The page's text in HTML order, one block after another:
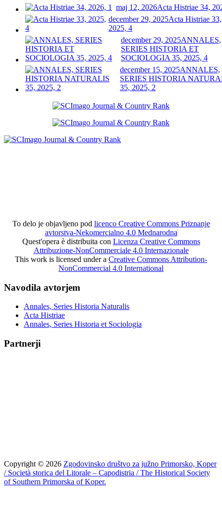
maj 12, 2026Acta Histriae 34,
december 29, 2025Acta Histriae 33,
2025, 4
december 29, 2025ANNALES,
SERIES HISTORIA ET
SOCIOLOGIA 35, 2025, 4
december 15, 2025ANNALES,
SERIES HISTORIA
35, 2025, 2
To delo je objavljeno pod licenco Creative Commons Priznanje
avtorstva-Nekomercialno 4.0 Mednarodna
Quest'opera è distribuita con Licenza Creative Commons
Attribuzione-NonCommerciale 4.0 Internazionale
This work is licensed under a Creative Commons Attribution-
NonCommercial 4.0 International
Navodila avtorjem
Annales, Series Historia Naturalis
Acta Histriae
Annales, Series Historia et Sociologia
Partnerji
Copyright © 2026 Zgodovinsko društvo za južno Primorsko, Koper
/ Società storica del Litorale – Capodistria / The Historical Society
of Southern Primorska of Koper.